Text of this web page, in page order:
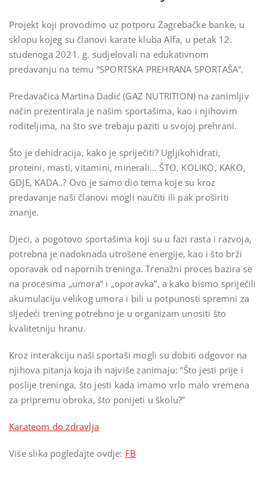
Projekt koji provodimo uz potporu Zagrebačke banke, u
sklopu kojeg su članovi karate kluba Alfa, u petak 12.
studenoga 2021. g. sudjelovali na edukativnom
predavanju na temu “SPORTSKA PREHRANA SPORTAŠA”.
Predavačica Martina Dadić (GAZ NUTRITION) na zanimljiv
način prezentirala je našim sportašima, kao i njihovim
roditeljima, na što sve trebaju paziti u svojoj prehrani.
Što je dehidracija, kako je spriječiti? Ugljikohidrati,
proteini, masti, vitamini, minerali… ŠTO, KOLIKO, KAKO,
GDJE, KADA..? Ovo je samo dio tema koje su kroz
predavanje naši članovi mogli naučiti ili pak proširiti
znanje.
Djeci, a pogotovo sportašima koji su u fazi rasta i razvoja,
potrebna je nadoknada utrošene energije, kao i što brži
oporavak od napornih treninga. Trenažni proces bazira se
na procesima „umora” i „oporavka”, a kako bismo spriječili
akumulaciju velikog umora i bili u potpunosti spremni za
sljedeći trening potrebno je u organizam unositi što
kvalitetniju hranu.
Kroz interakciju naši sportaši mogli su dobiti odgovor na
njihova pitanja koja ih najviše zanimaju: “Što jesti prije i
poslije treninga, što jesti kada imamo vrlo malo vremena
za pripremu obroka, što ponijeti u školu?”
Karateom do zdravlja
Više slika pogledajte ovdje: FB